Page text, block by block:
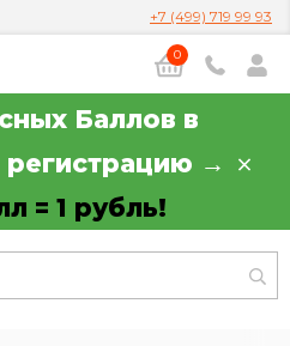
+7 (499) 719 99 93
0
Баллов в
→
= 1 рубль!